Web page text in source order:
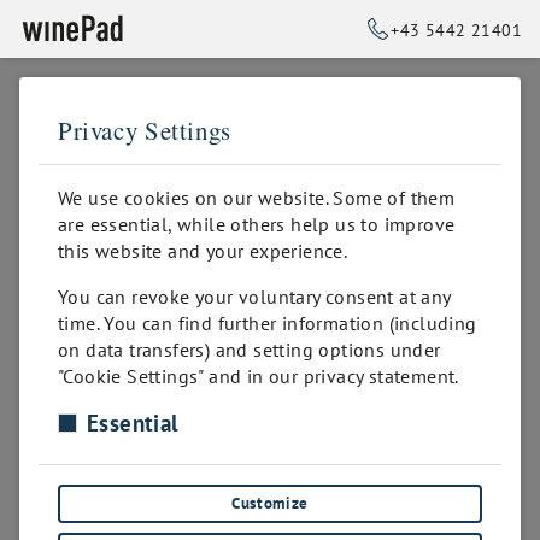
+43 5442 21401
➥BACK TO HOME
Privacy policy
Wir bedanken uns für das Vertrauen, dass Sie uns
entgegenbringen, und sind uns der Verantwortung,
Ihre Daten bestmöglich zu schützen, bewusst. Wir
Daten von uns erfasst werden, wenn Sie unsere
ausschliesslich im Rahmen der Bestimmungen der
Datenschutzgrundverordnung (DSGVO) sowie des
Privacy Settings
We use cookies on our website. Some of them
are essential, while others help us to improve
this website and your experience.
You can revoke your voluntary consent at any
time. You can find further information (including
on data transfers) and setting options under
"Cookie Settings" and in our privacy statement.
Essential
Customize